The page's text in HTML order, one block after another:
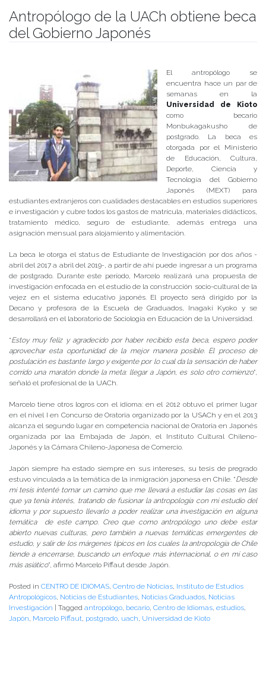
Antropólogo de la UACh obtiene beca
del Gobierno Japonés
El antropólogo se
encuentra hace un par de
semanas en la
Universidad de Kioto
como becario
Monbukagakusho de
postgrado. La beca es
otorgada por el Ministerio
de Educación, Cultura,
Deporte, Ciencia y
Tecnología del Gobierno
Japonés (MEXT) para
estudiantes extranjeros con cualidades destacables en estudios superiores
e investigación y cubre todos los gastos de matrícula, materiales didácticos,
tratamiento médico, seguro de estudiante, además entrega una
asignación mensual para alojamiento y alimentación.
La beca le otorga el status de Estudiante de Investigación por dos años -
abril del 2017 a abril del 2019-, a partir de ahí puede ingresar a un programa
de postgrado. Durante este período, Marcelo realizará una propuesta de
investigación enfocada en el estudio de la construcción socio-cultural de la
vejez en el sistema educativo japonés. El proyecto será dirigido por la
Decano y profesora de la Escuela de Graduados, Inagaki Kyoko y se
desarrollará en el laboratorio de Sociología en Educación de la Universidad.
“Estoy muy feliz y agradecido por haber recibido esta beca, espero poder
aprovechar esta oportunidad de la mejor manera posible. El proceso de
postulación es bastante largo y exigente por lo cual da la sensación de haber
corrido una maratón donde la meta: llegar a Japón, es solo otro comienzo”,
señaló el profesional de la UACh.
Marcelo tiene otros logros con el idioma: en el 2012 obtuvo el primer lugar
en el nivel I en Concurso de Oratoria organizado por la USACh y en el 2013
alcanza el segundo lugar en competencia nacional de Oratoria en Japonés
organizada por laa Embajada de Japón, el Instituto Cultural Chileno-
Japonés y la Cámara Chileno-Japonesa de Comercio.
Japón siempre ha estado siempre en sus intereses, su tesis de pregrado
estuvo vinculada a la temática de la inmigración japonesa en Chile. “Desde
mi tesis intenté tomar un camino que me llevará a estudiar las cosas en las
que ya tenía interés, tratando de fusionar la antropología con mi estudio del
idioma y por supuesto llevarlo a poder realizar una investigación en alguna
temática de este campo. Creo que como antropólogo uno debe estar
abierto nuevas culturas, pero también a nuevas temáticas emergentes de
estudio, y salir de los márgenes típicos en los cuales la antropología de Chile
tiende a encerrarse, buscando un enfoque más internacional, o en mi caso
más asiático”, afirmó Marcelo Piffaut desde Japón.
Posted in CENTRO DE IDIOMAS, Centro de Noticias, Instituto de Estudios
Antropológicos, Noticias de Estudiantes, Noticias Graduados, Noticias
Investigación | Tagged antropólogo, becario, Centro de Idiomas, estudios,
Japón, Marcelo Piffaut, postgrado, uach, Universidad de Kioto